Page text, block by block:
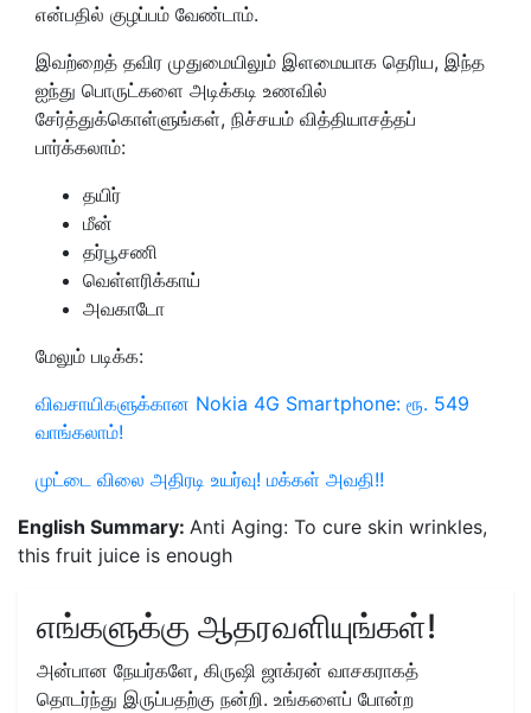
என்பதில் குழப்பம் வேண்டாம்.
இவற்றைத் தவிர முதுமையிலும் இளமையாக தெரிய, இந்த
ஐந்து பொருட்களை அடிக்கடி உணவில்
சேர்த்துக்கொள்ளுங்கள், நிச்சயம் வித்தியாசத்தப்
பார்க்கலாம்:
தயிர்
மீன்
தர்பூசணி
வெள்ளரிக்காய்
அவகாடோ
மேலும் படிக்க:
விவசாயிகளுக்கான Nokia 4G Smartphone: ரூ. 549
வாங்கலாம்!
முட்டை விலை அதிரடி உயர்வு! மக்கள் அவதி!!
English Summary: Anti Aging: To cure skin wrinkles,
this fruit juice is enough
எங்களுக்கு ஆதரவளியுங்கள்!
அன்பான நேயர்களே, கிருஷி ஜாக்ரன் வாசகராகத்
தொடர்ந்து இருப்பதற்கு நன்றி. உங்களைப் போன்ற